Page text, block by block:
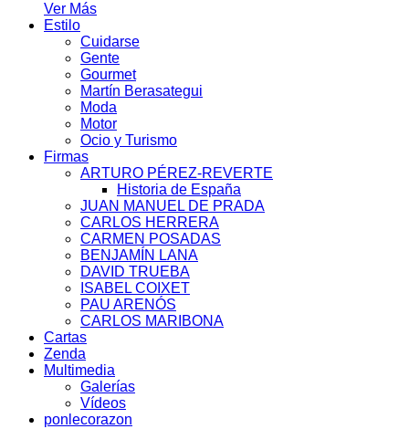
Ver Más
Estilo
Cuidarse
Gente
Gourmet
Martín Berasategui
Moda
Motor
Ocio y Turismo
Firmas
ARTURO PÉREZ-REVERTE
Historia de España
JUAN MANUEL DE PRADA
CARLOS HERRERA
CARMEN POSADAS
BENJAMÍN LANA
DAVID TRUEBA
ISABEL COIXET
PAU ARENÓS
CARLOS MARIBONA
Cartas
Zenda
Multimedia
Galerías
Vídeos
ponlecorazon